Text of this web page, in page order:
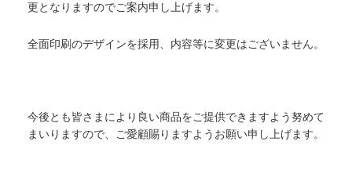
更となりますのでご案内申し上げます。
全面印刷のデザインを採用、内容等に変更はございません。
今後とも皆さまにより良い商品をご提供できますよう努めて
まいりますので、ご愛顧賜りますようお願い申し上げます。